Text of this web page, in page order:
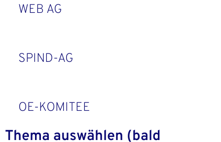
WEB AG
SPIND-AG
OE-KOMITEE
Thema auswählen (bald